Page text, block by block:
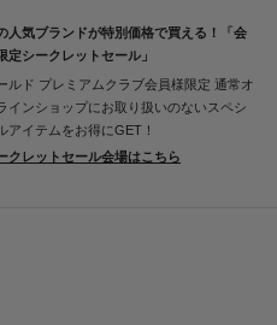
ュアルなスタイルに仕上げられます。
ラックスしたお出かけスタイルが完
人気ブランドが特別価格で買える！「会
定シークレットセール」
ルド プレミアムクラブ会員様限定 通常オ
インショップにお取り扱いのないスペシ
アイテムをお得にGET！
クレットセール会場はこちら